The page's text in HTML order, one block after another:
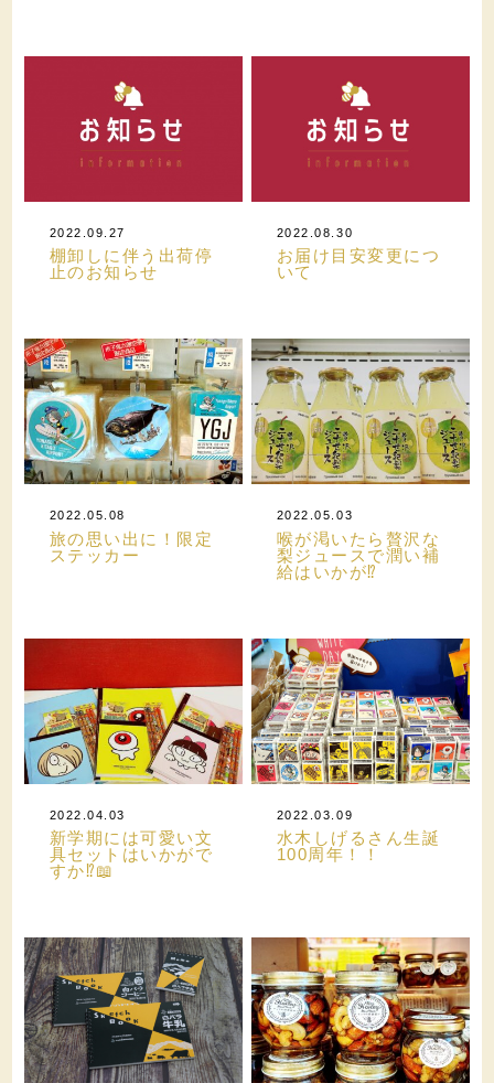
2022.09.27
棚卸しに伴う出荷停
止のお知らせ
2022.08.30
お届け目安変更につ
いて
2022.05.08
旅の思い出に！限定
ステッカー
2022.05.03
喉が渇いたら贅沢な
梨ジュースで潤い補
給はいかが⁉️
2022.04.03
新学期には可愛い文
具セットはいかがで
すか⁉︎📖
2022.03.09
水木しげるさん生誕
100周年！！